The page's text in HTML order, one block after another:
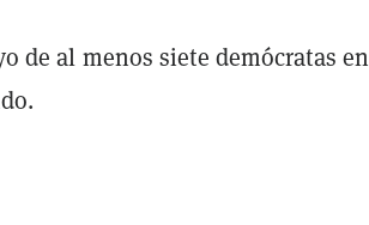
de al menos siete demócratas en